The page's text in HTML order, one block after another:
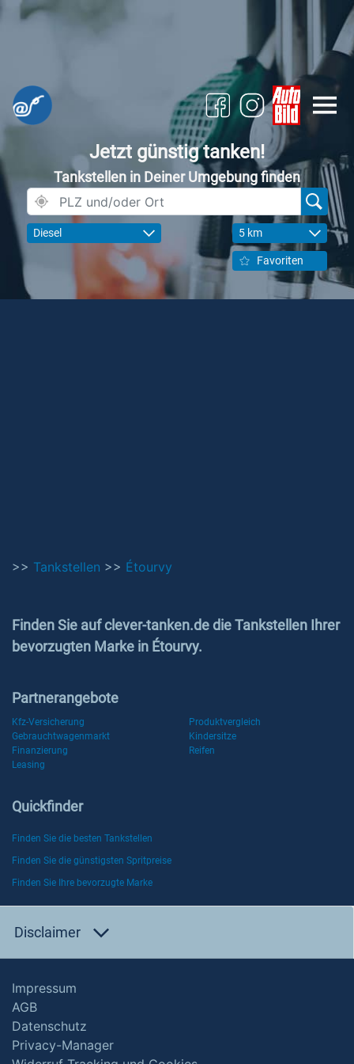
Jetzt günstig tanken!
Tankstellen in Deiner Umgebung finden
Diesel 5 km
Favoriten
>> Tankstellen >> Étourvy
Finden Sie auf clever-tanken.de die Tankstellen Ihrer
bevorzugten Marke in Étourvy.
Partnerangebote
Kfz-Versicherung
Produktvergleich
Gebrauchtwagenmarkt
Kindersitze
Finanzierung
Reifen
Leasing
Quickfinder
Finden Sie die besten Tankstellen
Finden Sie die günstigsten Spritpreise
Finden Sie Ihre bevorzugte Marke
Disclaimer
Impressum
AGB
Datenschutz
Privacy-Manager